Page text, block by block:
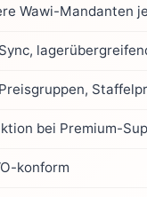
Wawi-Mandanten
bei Premium-
konform